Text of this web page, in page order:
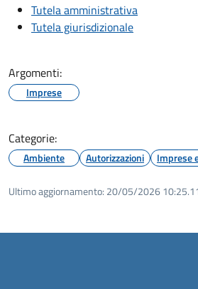
Tutela amministrativa
Tutela giurisdizionale
Argomenti:
Imprese
Categorie:
Ambiente Autorizzazioni Imprese
Ultimo aggiornamento: 20/05/2026